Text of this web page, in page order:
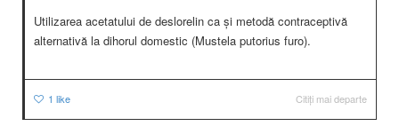
Utilizarea acetatului de deslorelin ca şi metodă contraceptivă
alternativă la dihorul domestic (Mustela putorius furo).
1 like Citiți mai departe